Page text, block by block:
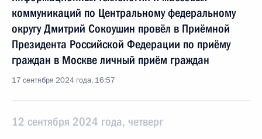
коммуникаций по Центральному федеральному
округу Дмитрий Сокоушин провёл в Приёмной
Президента Российской Федерации по приёму
граждан в Москве личный приём граждан
17 сентября 2024 года, 16:57
12 сентября 2024 года, четверг